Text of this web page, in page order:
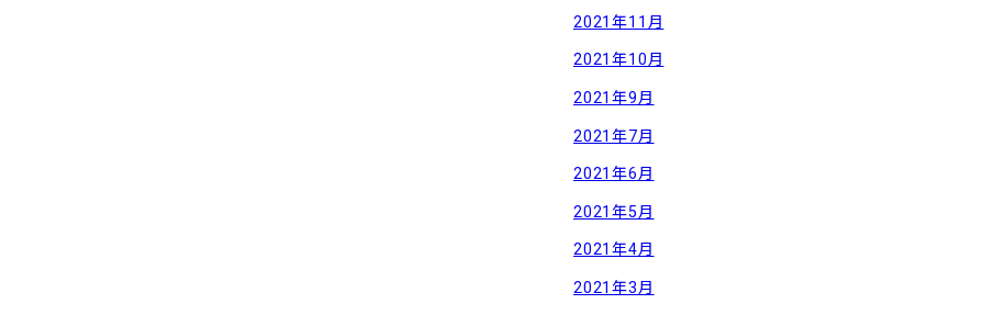
2021年11月
2021年10月
2021年9月
2021年7月
2021年6月
2021年5月
2021年4月
2021年3月